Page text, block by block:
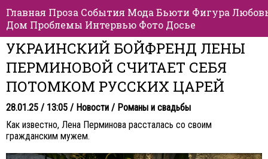
Главная Проза События Мода Бьюти Фигура
Дом Проблемы Интервью Фото Досье
УКРАИНСКИЙ БОЙФРЕНД ЛЕНЫ
ПЕРМИНОВОЙ СЧИТАЕТ СЕБЯ
ПОТОМКОМ РУССКИХ ЦАРЕЙ
28.01.25 / 13:05 / Новости / Романы и свадьбы
Как известно, Лена Перминова рассталась со своим
гражданским мужем.